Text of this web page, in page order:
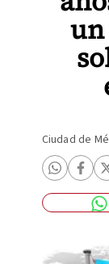
Ciudad de